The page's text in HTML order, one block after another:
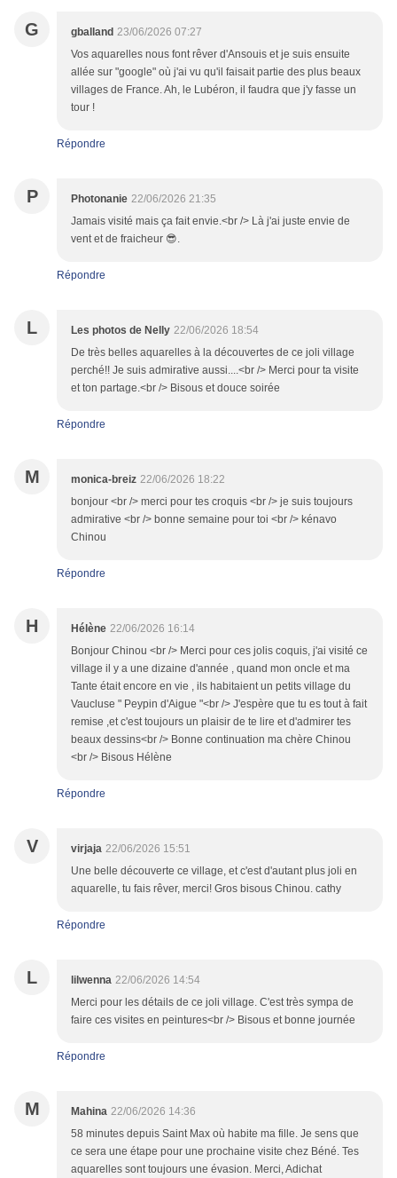
G gballand 23/06/2026 07:27
Vos aquarelles nous font rêver d'Ansouis et je suis ensuite
allée sur "google" où j'ai vu qu'il faisait partie des plus beaux
villages de France. Ah, le Lubéron, il faudra que j'y fasse un
tour !
Répondre
P Photonanie 22/06/2026 21:35
Jamais visité mais ça fait envie.<br /> Là j'ai juste envie de
vent et de fraicheur 😎.
Répondre
L Les photos de Nelly 22/06/2026 18:54
De très belles aquarelles à la découvertes de ce joli village
perché!! Je suis admirative aussi....<br /> Merci pour ta visite
et ton partage.<br /> Bisous et douce soirée
Répondre
M monica-breiz 22/06/2026 18:22
bonjour <br /> merci pour tes croquis <br /> je suis toujours
admirative <br /> bonne semaine pour toi <br /> kénavo
Chinou
Répondre
H Hélène 22/06/2026 16:14
Bonjour Chinou <br /> Merci pour ces jolis coquis, j'ai visité ce
village il y a une dizaine d'année , quand mon oncle et ma
Tante était encore en vie , ils habitaient un petits village du
Vaucluse " Peypin d'Aigue "<br /> J'espère que tu es tout à fait
remise ,et c'est toujours un plaisir de te lire et d'admirer tes
beaux dessins<br /> Bonne continuation ma chère Chinou
<br /> Bisous Hélène
Répondre
V virjaja 22/06/2026 15:51
Une belle découverte ce village, et c'est d'autant plus joli en
aquarelle, tu fais rêver, merci! Gros bisous Chinou. cathy
Répondre
L lilwenna 22/06/2026 14:54
Merci pour les détails de ce joli village. C'est très sympa de
faire ces visites en peintures<br /> Bisous et bonne journée
Répondre
M Mahina 22/06/2026 14:36
58 minutes depuis Saint Max où habite ma fille. Je sens que
ce sera une étape pour une prochaine visite chez Béné. Tes
aquarelles sont toujours une évasion. Merci, Adichat